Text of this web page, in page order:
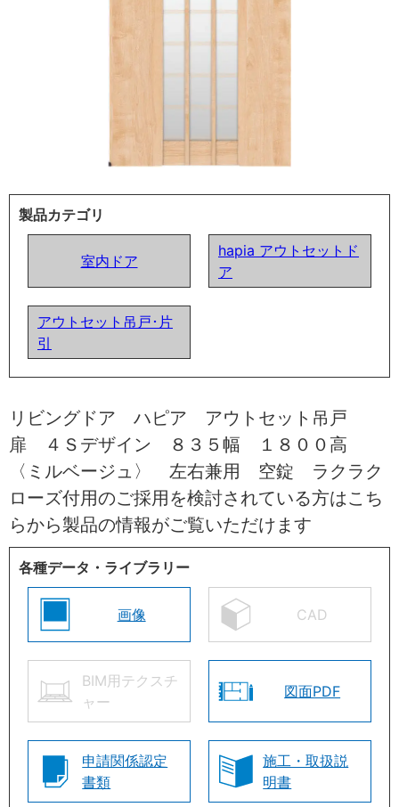
製品カテゴリ
室内ドア
hapia アウトセットド
ア
アウトセット吊戸･片
引
リビングドア ハピア アウトセット吊戸
扉 ４Ｓデザイン ８３５幅 １８００高
〈ミルベージュ〉 左右兼用 空錠 ラクラク
ローズ付用のご採用を検討されている方はこち
らから製品の情報がご覧いただけます
各種データ・ライブラリー
画像 CAD
BIM用テクスチ
ャー
図面PDF
申請関係認定
書類
施工・取扱説
明書